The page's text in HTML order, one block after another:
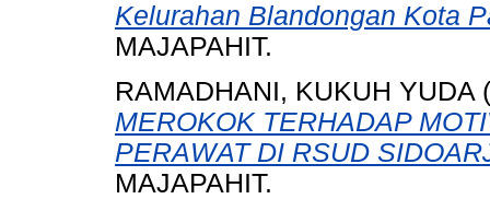
Kelurahan Blandongan Kota
MAJAPAHIT.
RAMADHANI, KUKUH YUDA
MEROKOK TERHADAP
PERAWAT DI RSUD
MAJAPAHIT.